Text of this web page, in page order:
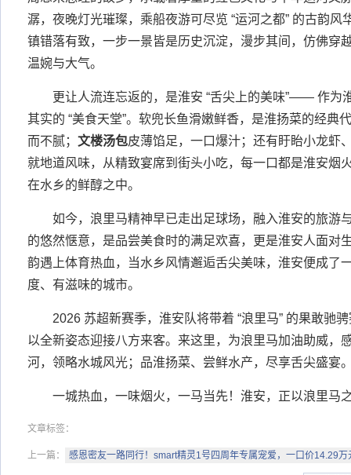
潺，夜晚灯光璀璨，乘船夜游可尽览 “运河之都” 的古韵风
镇错落有致，一步一景皆是历史沉淀，漫步其间，仿佛穿
温婉与大气。
更让人流连忘返的，是淮安 “舌尖上的美味”—— 作为
其实的 “美食天堂”。软兜长鱼滑嫩鲜香，是淮扬菜的经典
而不腻； 文楼汤包皮薄馅足，一口爆汁；还有盱眙小龙虾
就地道风味，从精致宴席到街头小吃，每一口都是淮安烟
在水乡的鲜醇之中。
如今，浪里马精神早已走出足球场，融入淮安的旅游
的悠然惬意，是品尝美食时的满足欢喜，更是淮安人面对
韵遇上体育热血，当水乡风情邂逅舌尖美味，淮安便成了
度、有滋味的城市。
2026 苏超新赛季，淮安队将带着 “浪里马” 的果敢驰
以全新姿态迎接八方来客。来这里，为浪里马加油助威，
河，领略水城风光；品淮扬菜、尝鲜水产，尽享舌尖盛宴
一城热血，一味烟火，一马当先！淮安，正以浪里马
文章标签：
上一篇： 感恩密友一路同行！smart精灵1号四周年专属宠爱，一口价14.29万